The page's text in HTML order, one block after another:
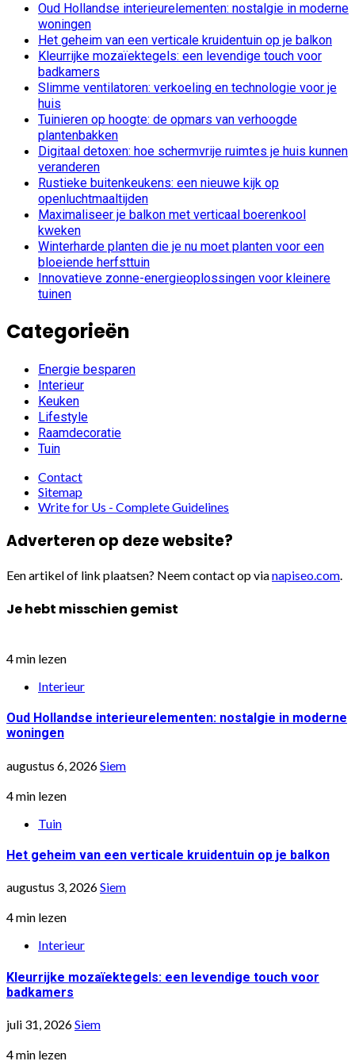
Oud Hollandse interieurelementen: nostalgie in moderne
woningen
Het geheim van een verticale kruidentuin op je balkon
Kleurrijke mozaïektegels: een levendige touch voor
badkamers
Slimme ventilatoren: verkoeling en technologie voor je
huis
Tuinieren op hoogte: de opmars van verhoogde
plantenbakken
Digitaal detoxen: hoe schermvrije ruimtes je huis kunnen
veranderen
Rustieke buitenkeukens: een nieuwe kijk op
openluchtmaaltijden
Maximaliseer je balkon met verticaal boerenkool
kweken
Winterharde planten die je nu moet planten voor een
bloeiende herfsttuin
Innovatieve zonne-energieoplossingen voor kleinere
tuinen
Categorieën
Energie besparen
Interieur
Keuken
Lifestyle
Raamdecoratie
Tuin
Contact
Sitemap
Write for Us - Complete Guidelines
Adverteren op deze website?
Een artikel of link plaatsen? Neem contact op vianapiseo.com
Je hebt misschien gemist
4 min lezen
Interieur
Oud Hollandse interieurelementen: nostalgie in moderne
woningen
augustus 6, 2026Siem
4 min lezen
Tuin
Het geheim van een verticale kruidentuin op je balkon
augustus 3, 2026Siem
4 min lezen
Interieur
Kleurrijke mozaïektegels: een levendige touch voor
badkamers
juli 31, 2026Siem
4 min lezen